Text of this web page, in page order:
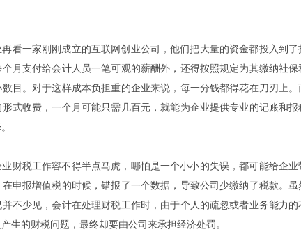
看一家刚刚成立的互联网创业公司，他们把大量的资金都投入到
月支付给会计人员一笔可观的薪酬外，还得按照规定为其缴纳社
目。对于这样成本负担重的企业来说，每一分钱都得花在刀刃上
式收费，一个月可能只需几百元，就能为企业提供专业的记账和
财税工作容不得半点马虎，哪怕是一个小小的失误，都可能给企
申报增值税的时候，错报了一个数据，导致公司少缴纳了税款。
不少见，会计在处理财税工作时，由于个人的疏忽或者业务能力
生的财税问题，最终却要由公司来承担经济处罚。